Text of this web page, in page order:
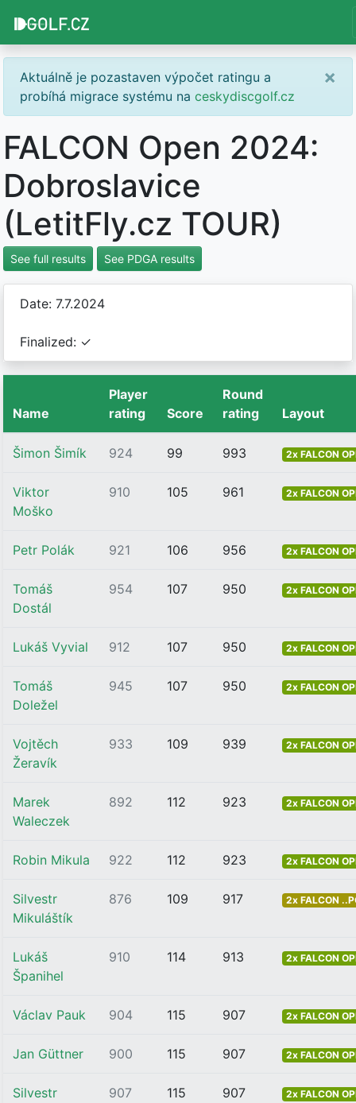
Aktuálně je pozastaven výpočet ratingu a
probíhá migrace systému na ceskydiscgolf.cz
×
FALCON Open 2024:
Dobroslavice
(LetitFly.cz TOUR)
See full results See PDGA results
Date: 7.7.2024
Finalized: ✓
Name
Player
rating
Score
Round
rating
Layout
Šimon Šimík 924 99 993 2x FALCON
Viktor
Moško
910 105 961 2x FALCON
Petr Polák 921 106 956 2x FALCON
Tomáš
Dostál
954 107 950 2x FALCON
Lukáš Vyvial 912 107 950 2x FALCON
Tomáš
Doležel
945 107 950 2x FALCON
Vojtěch
Žeravík
933 109 939 2x FALCON
Marek
Waleczek
892 112 923 2x FALCON
Robin Mikula 922 112 923 2x FALCON
Silvestr
Mikuláštík
876 109 917 2x FALCON
Lukáš
Španihel
910 114 913 2x FALCON
Václav Pauk 904 115 907 2x FALCON
Jan Güttner 900 115 907 2x FALCON
Silvestr
907 115 907 2x FALCON